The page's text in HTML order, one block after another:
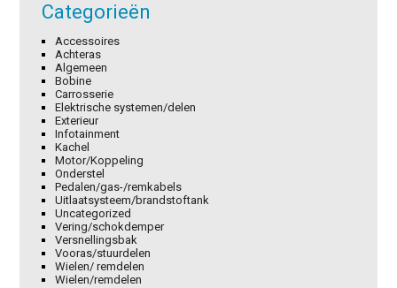
Categorieën
Accessoires
Achteras
Algemeen
Bobine
Carrosserie
Elektrische systemen/delen
Exterieur
Infotainment
Kachel
Motor/Koppeling
Onderstel
Pedalen/gas-/remkabels
Uitlaatsysteem/brandstoftank
Uncategorized
Vering/schokdemper
Versnellingsbak
Vooras/stuurdelen
Wielen/ remdelen
Wielen/remdelen